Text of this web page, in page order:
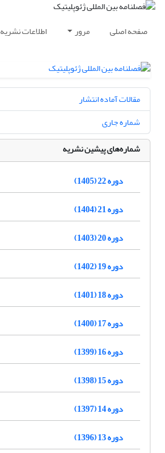
صفحه اصلی مرور اطلاعات نشریه
مقالات آماده انتشار
شماره جاری
شماره‌های پیشین نشریه
دوره 22 (1405)
دوره 21 (1404)
دوره 20 (1403)
دوره 19 (1402)
دوره 18 (1401)
دوره 17 (1400)
دوره 16 (1399)
دوره 15 (1398)
دوره 14 (1397)
دوره 13 (1396)